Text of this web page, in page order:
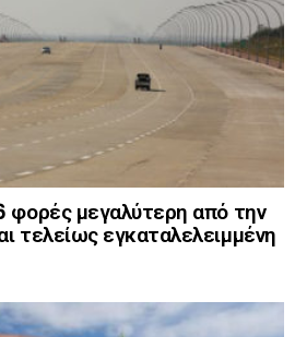
φορές μεγαλύτερη από την
τελείως εγκαταλελειμμένη